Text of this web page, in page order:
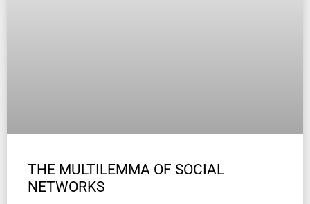
THE MULTILEMMA OF SOCIAL
NETWORKS